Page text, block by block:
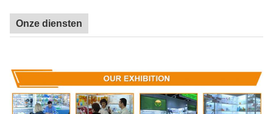
Onze diensten